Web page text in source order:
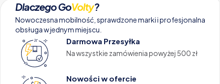
Dlaczego GoVolty?
Nowoczesna mobilność, sprawdzone marki i profesjonalna
obsługa w jednym miejscu.
Darmowa Przesyłka
Na wszystkie zamówienia powyżej 500 zł
Nowości w ofercie